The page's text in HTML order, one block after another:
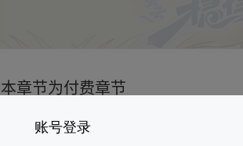
账号登录